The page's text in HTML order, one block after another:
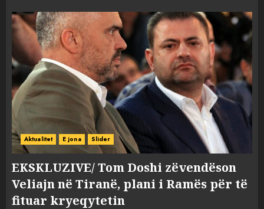
Aktualitet E jona Slider
EKSKLUZIVE/ Tom Doshi zëvendëson
Veliajn në Tiranë, plani i Ramës për të
fituar kryeqytetin